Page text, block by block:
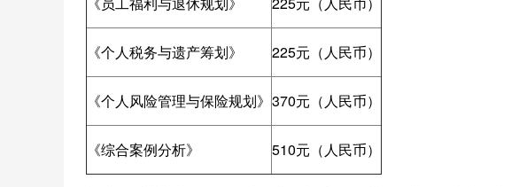
《个人税务与遗产筹划》 225元（人民币）
《个人风险管理与保险规划》 370元（人民币）
《综合案例分析》 510元（人民币）